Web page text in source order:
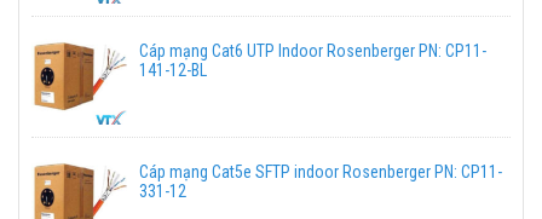
Cáp mạng Cat6 UTP Indoor Rosenberger PN: CP11-
141-12-BL
Cáp mạng Cat5e SFTP indoor Rosenberger PN: CP11-
331-12